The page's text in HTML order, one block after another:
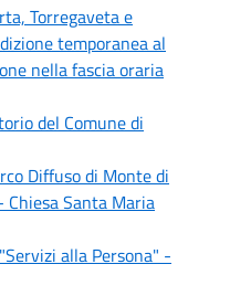
Torregaveta e
temporanea al
nella fascia oraria
del Comune di
Diffuso di Monte di
Chiesa Santa Maria
alla Persona" -